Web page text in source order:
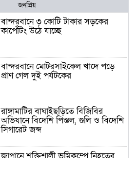
জনপ্রিয়
বান্দরবানে ৩ কোটি টাকার সড়কের
কার্পেটিং উঠে যাচ্ছে
বান্দরবানে মোটরসাইকেল খাদে পড়ে
প্রাণ গেল দুই পর্যটকের
রাঙ্গামাটির বাঘাইছড়িতে বিজিবির
অভিযানে বিদেশি পিস্তল, গুলি ও বিদেশি
সিগারেট জব্দ
জাপানে শক্তিশালী ভূমিকম্পে নিহতের